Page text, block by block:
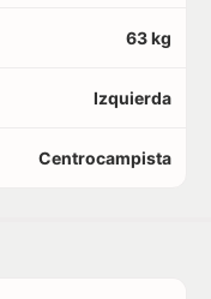
63 kg
Izquierda
Centrocampista